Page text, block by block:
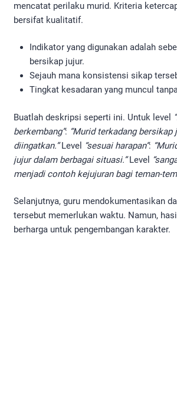
mencatat perilaku murid. Kriteria
bersifat kualitatif.
Indikator yang digunakan adalah
bersikap jujur.
Sejauh mana konsistensi sikap
Tingkat kesadaran yang muncul
Buatlah deskripsi seperti ini. Untuk level
berkembang”: “Murid terkadang bersikap
diingatkan.”Level “sesuai harapan”:
jujur dalam berbagai situasi.”Level
menjadi contoh kejujuran bagi teman-
Selanjutnya, guru mendokumentasikan
tersebut memerlukan waktu. Namun,
berharga untuk pengembangan karakter.